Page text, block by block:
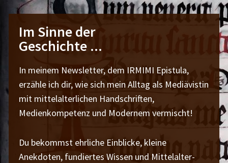
Im Sinne der
Geschichte ...
In meinem Newsletter, dem IRMIMI Epistula,
erzähle ich dir, wie sich mein Alltag als Mediävistin
mit mittelalterlichen Handschriften,
Medienkompetenz und Modernem vermischt!
Du bekommst ehrliche Einblicke, kleine
Anekdoten, fundiertes Wissen und Mittelalter-